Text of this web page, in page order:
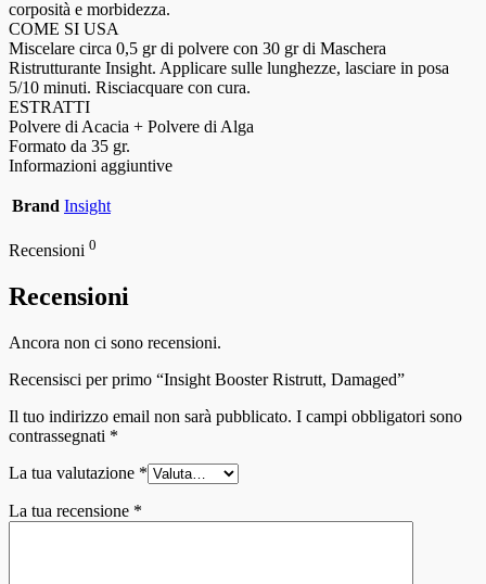
corposità e morbidezza.
COME SI USA
Miscelare circa 0,5 gr di polvere con 30 gr di Maschera
Ristrutturante Insight. Applicare sulle lunghezze, lasciare in posa
5/10 minuti. Risciacquare con cura.
ESTRATTI
Polvere di Acacia + Polvere di Alga
Formato da 35 gr.
Informazioni aggiuntive
Brand Insight
Recensioni 0
Recensioni
Ancora non ci sono recensioni.
Recensisci per primo “Insight Booster Ristrutt, Damaged”
Il tuo indirizzo email non sarà pubblicato. I campi obbligatori sono
contrassegnati *
La tua valutazione *
La tua recensione *